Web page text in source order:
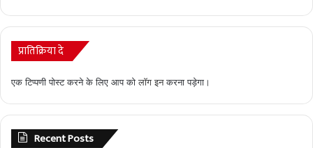
प्रातिक्रिया दे
एक टिप्पणी पोस्ट करने के लिए आप कोलॉग इनकरना पड़ेगा।
Recent Posts